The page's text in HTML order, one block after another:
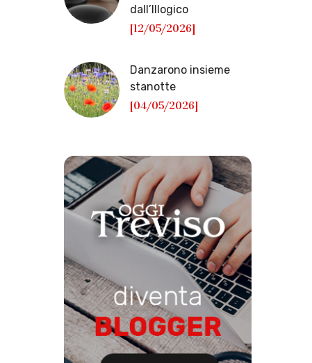
dall’Illogico
[12/05/2026]
Danzarono insieme
stanotte
[04/05/2026]